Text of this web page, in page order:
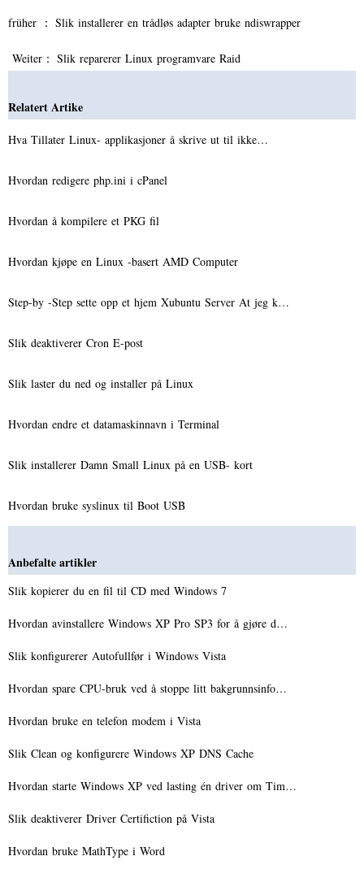
früher ： Slik installerer en trådløs adapter bruke ndiswrapper
Weiter： Slik reparerer Linux programvare Raid
Relatert Artike
Hva Tillater Linux- applikasjoner å skrive ut til ikke…
Hvordan redigere php.ini i cPanel
Hvordan å kompilere et PKG fil
Hvordan kjøpe en Linux -basert AMD Computer
Step-by -Step sette opp et hjem Xubuntu Server At jeg k…
Slik deaktiverer Cron E-post
Slik laster du ned og installer på Linux
Hvordan endre et datamaskinnavn i Terminal
Slik installerer Damn Small Linux på en USB- kort
Hvordan bruke syslinux til Boot USB
Anbefalte artikler
Slik kopierer du en fil til CD med Windows 7
Hvordan avinstallere Windows XP Pro SP3 for å gjøre d…
Slik konfigurerer Autofullfør i Windows Vista
Hvordan spare CPU-bruk ved å stoppe litt bakgrunnsinfo…
Hvordan bruke en telefon modem i Vista
Slik Clean og konfigurere Windows XP DNS Cache
Hvordan starte Windows XP ved lasting én driver om Tim…
Slik deaktiverer Driver Certifiction på Vista
Hvordan bruke MathType i Word